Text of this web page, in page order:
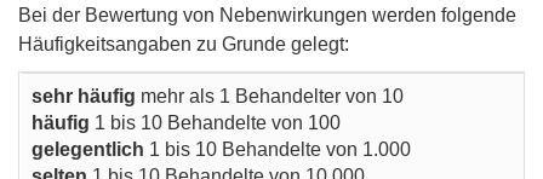
Bei der Bewertung von Nebenwirkungen werden folgende
Häufigkeitsangaben zu Grunde gelegt:
sehr häufig mehr als 1 Behandelter von 10
häufig 1 bis 10 Behandelte von 100
gelegentlich 1 bis 10 Behandelte von 1.000